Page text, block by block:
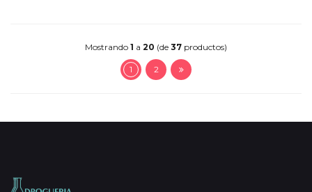
Mostrando 1 a 20 (de 37 productos)
1 2